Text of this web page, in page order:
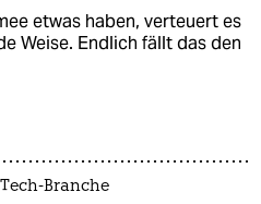
etwas haben, verteuert es
Weise. Endlich fällt das den
Branche